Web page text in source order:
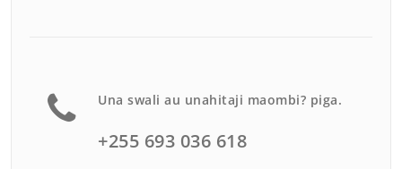
Una swali au unahitaji maombi? piga.
+255 693 036 618